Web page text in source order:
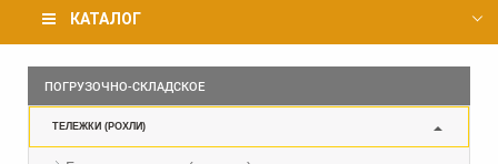
КАТАЛОГ
Вы
здесь
ПОГРУЗОЧНО-СКЛАДСКОЕ
ТЕЛЕЖКИ (РОХЛИ)